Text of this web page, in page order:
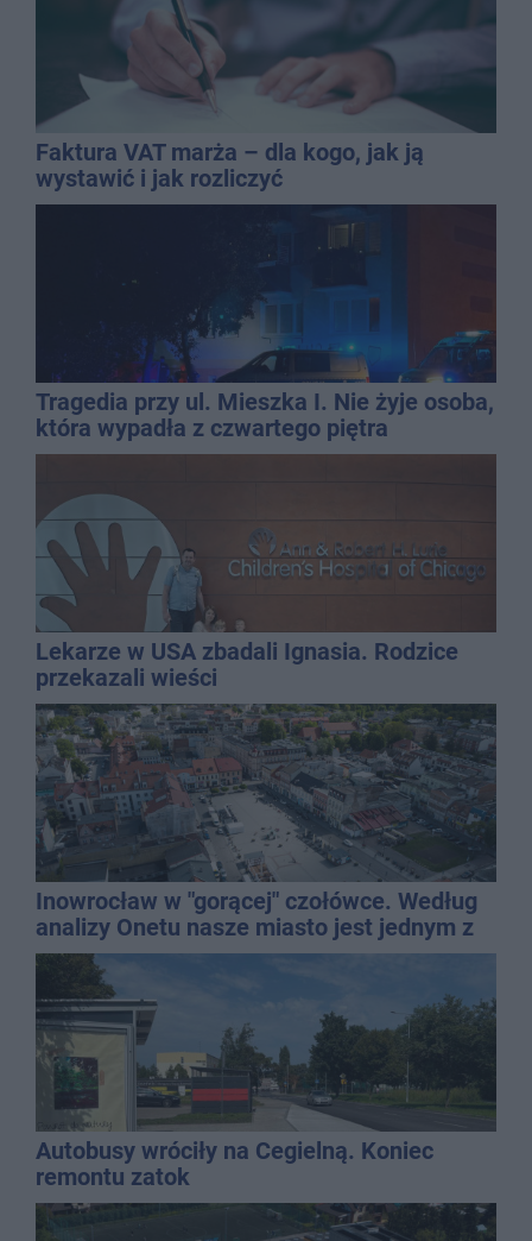
Faktura VAT marża – dla kogo, jak ją
wystawić i jak rozliczyć
Tragedia przy ul. Mieszka I. Nie żyje osoba,
która wypadła z czwartego piętra
Lekarze w USA zbadali Ignasia. Rodzice
przekazali wieści
Inowrocław w "gorącej" czołówce. Według
analizy Onetu nasze miasto jest jednym z
najbardziej narażonych na upały
Autobusy wróciły na Cegielną. Koniec
remontu zatok